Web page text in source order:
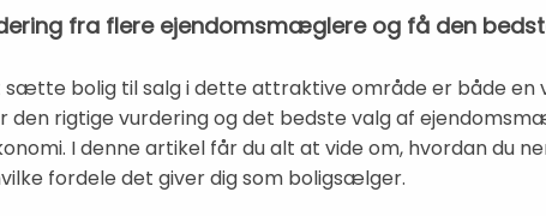
fra flere ejendomsmæglere og få den
bolig til salg i dette attraktive område er både en
rigtige vurdering og det bedste valg af
I denne artikel får du alt at vide om, hvordan du
fordele det giver dig som boligsælger.